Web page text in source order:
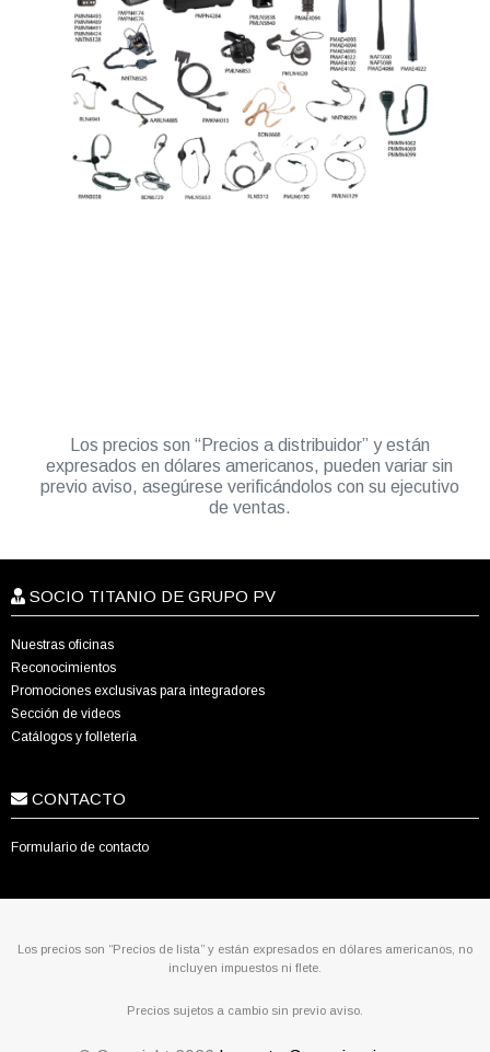
Los precios son “Precios a distribuidor” y están
expresados en dólares americanos, pueden variar sin
previo aviso, asegúrese verificándolos con su ejecutivo
de ventas.
SOCIO TITANIO DE GRUPO PV
Nuestras oficinas
Reconocimientos
Promociones exclusivas para integradores
Sección de videos
Catálogos y folletería
CONTACTO
Formulario de contacto
Los precios son “Precios de lista” y están expresados en dólares americanos, no
incluyen impuestos ni flete.
Precios sujetos a cambio sin previo aviso.